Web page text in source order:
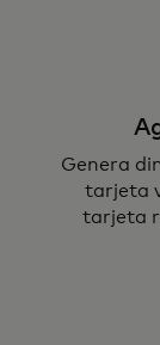
Genera
tarjeta
tarjeta